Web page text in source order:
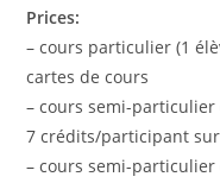
Prices:
– cours particulier (1
cartes de cours
– cours semi-particulier
7 crédits/participant
– cours semi-particulier